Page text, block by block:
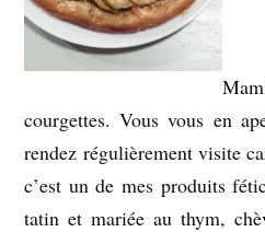
courgettes. Vous vous en
rendez régulièrement visite
c’est un de mes produits
tatin et mariée au thym,